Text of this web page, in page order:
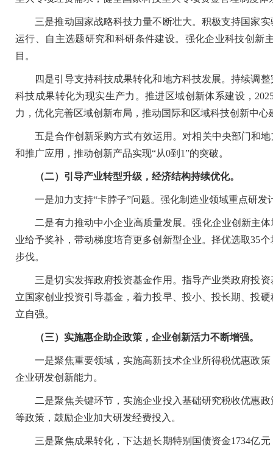
三是推动国家战略科技力量不断壮大。积极支持国家实
运行、自主选题研究和科研条件建设。强化企业科技创新
目。
四是引导支持科技成果转化和地方科技发展。持续调整
科技成果转化为现实生产力。推进区域创新体系建设，
力，优化完善区域创新布局，推动国际和区域科技创新中
五是合作创新采购方式有效运用。对相关中央部门和地
和推广应用，推动创新产品实现“从0到1”的突破。
（二）引导产业转型升级，经济结构持续优化。
一是加力支持“卡脖子”问题。强化制造业领域重点研发
二是有力推动中小企业高质量发展。强化企业创新主体
业给予奖补，带动梯度培育更多创新型企业。择优选取35
步伐。
三是切实发挥政府投资基金作用。指导产业类政府投资
立国家创业投资引导基金，着力投早、投小、投长期、投
立自强。
（三）实施惠企助企政策，企业创新活力不断增强。
一是聚焦重要领域，实施高新技术企业所得税优惠政策
企业研发创新能力。
二是聚焦关键环节，实施企业投入基础研究税收优惠政
等政策，鼓励企业加大研发经费投入。
三是聚焦成果转化，下达超长期特别国债资金1734亿元